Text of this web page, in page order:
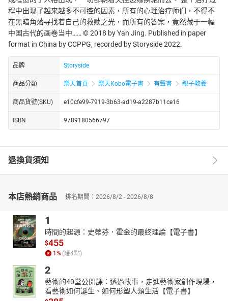
程中出现了越来越多不可控的因素，所有的心理治疗师们，不得不
在黑暗角落寻找着自己的救赎之光，而所有的答案，竟然藏于一幅
中国古代的画卷当中…… © 2018 by Yan Jing. Published in paper
format in China by CCPPG, recorded by Storyside 2022.
品牌 Storyside
商品分類 樂天首頁 樂天Kobo電子書 有聲書 親子教養
商品貨號(SKU) e10cfe99-7919-3b63-ad19-a2287b11ce16
ISBN 9789180566797
退換貨須知
本店熱銷商品 排名期間：2026/8/2 - 2026/8/8
1
時間的起源：史蒂芬．霍金的最終理論【電子書】
$455
1% (賺4點)
2
藝術的40堂公開課：透過故事，走進藝術家創作現場，
看藝術如何誕生、如何形塑人類生活【電子書】